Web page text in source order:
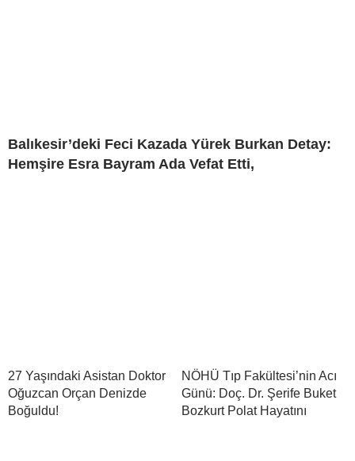
Balıkesir’deki Feci Kazada Yürek Burkan Detay:
Hemşire Esra Bayram Ada Vefat Etti,
27 Yaşındaki Asistan Doktor
Oğuzcan Orçan Denizde
Boğuldu!
NÖHÜ Tıp Fakültesi’nin Acı
Günü: Doç. Dr. Şerife Buket
Bozkurt Polat Hayatını